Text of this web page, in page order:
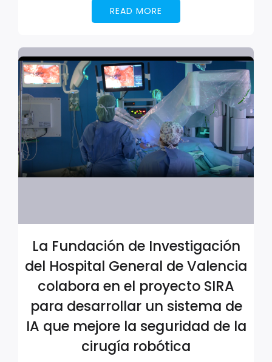
READ MORE
La Fundación de Investigación
del Hospital General de Valencia
colabora en el proyecto SIRA
para desarrollar un sistema de
IA que mejore la seguridad de la
cirugía robótica